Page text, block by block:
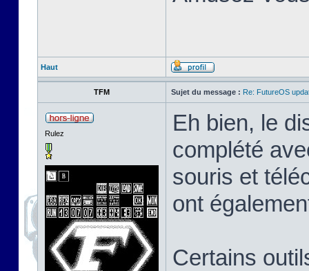
Haut
TFM Sujet du message : Re: FutureOS
Rulez
Eh bien, le
complété
souris et
ont
Certains